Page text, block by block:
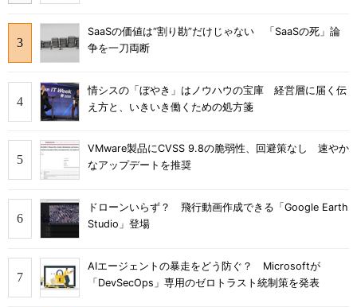
SaaSの価値は“割り勘”だけじゃない 「SaaSの死」論
争を一刀両断
情シスの「ぼやき」はノウハウの宝庫 経営層に届く伝
え方と、いきいき働くための処方箋
VMware製品にCVSS 9.8の脆弱性、回避策なし 速やか
なアップデートを推奨
ドローンいらず？ 飛行動画作成できる「Google Earth
Studio」登場
AIエージェントの暴走をどう防ぐ？ Microsoftが
「DevSecOps」専用のゼロトラスト統制策を発表